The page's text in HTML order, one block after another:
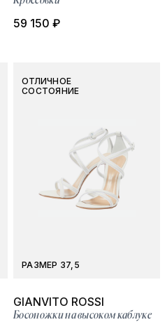
59 150 ₽
ОТЛИЧНОЕ
СОСТОЯНИЕ
РАЗМЕР 37,5
GIANVITO ROSSI
Босоножки на высоком каблуке